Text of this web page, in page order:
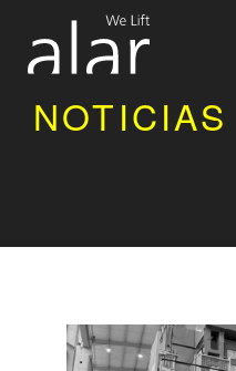
NOTICIAS